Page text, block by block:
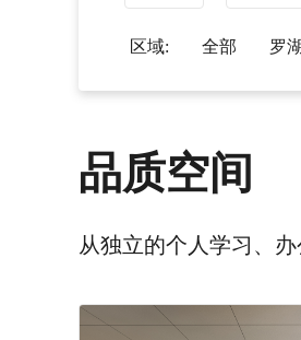
区域: 全部 罗
品质空间
从独立的个人学习、